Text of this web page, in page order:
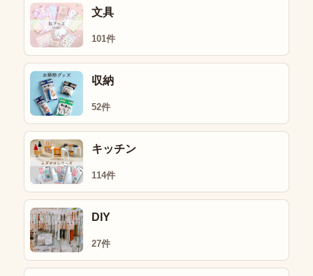
文具
101件
収納
52件
キッチン
114件
DIY
27件